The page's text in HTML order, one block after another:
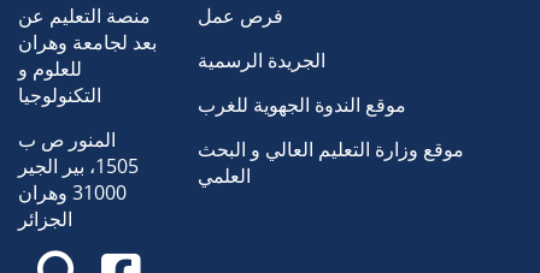
منصة التعليم عن
بعد لجامعة وهران
للعلوم و
التكنولوجيا
المنور ص ب
1505، بير الجير
31000 وهران
الجزائر
فرص عمل
الجريدة الرسمية
موقع الندوة الجهوية للغرب
موقع وزارة التعليم العالي و البحث
العلمي